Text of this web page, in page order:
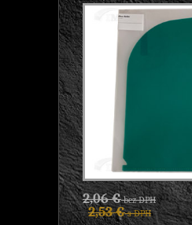
2,06 €bez DPH
2,53 €s DPH